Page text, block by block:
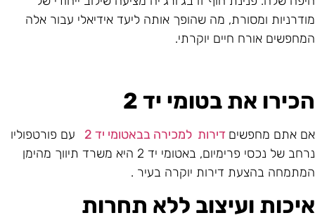
ומסורת, מה שהופך אותה ליעד אידיאלי עבור אלה
אורח חיים יוקרתי.
את בטומי יד 2
אתם מחפשים דירות למכירה בבאטומי יד 2
עם פורטפוליו
נרחב של נכסי פרימיום, באטומי יד 2 היא משרד תיווך מהימן
בהצעת דירות יוקרה בעיר .
ועיצוב ללא תחרות